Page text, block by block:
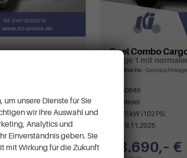
Weiß
km
Details
Opel Combo
Länge 1 mit
ca 1 Woche
60649
Diesel
75 kW (102 PS)
19.11.2025
23.690,– €
um unsere Dienste für Sie
wir Ihre Auswahl und
Analytics und
Einverständnis geben. Sie
mit Wirkung für die Zukunft